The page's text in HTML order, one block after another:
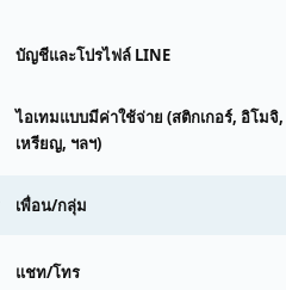
บัญชีและโปรไฟล์ LINE
ไอเทมแบบมีค่าใช้จ่าย (สติกเกอร์, อิโมจิ,
เหรียญ, ฯลฯ)
เพื่อน/กลุ่ม
แชท/โทร